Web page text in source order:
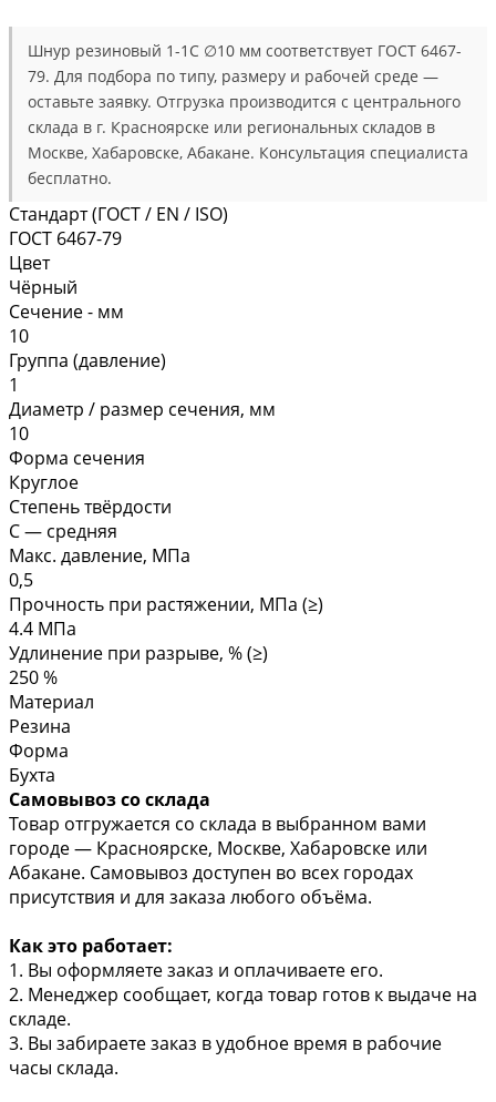
Шнур резиновый 1-1С ∅10 мм соответствует ГОСТ 6467-
79. Для подбора по типу, размеру и рабочей среде —
оставьте заявку. Отгрузка производится с центрального
склада в г. Красноярске или региональных складов в
Москве, Хабаровске, Абакане. Консультация специалиста
бесплатно.
Стандарт (ГОСТ / EN / ISO)
ГОСТ 6467-79
Цвет
Чёрный
Сечение - мм
10
Группа (давление)
1
Диаметр / размер сечения, мм
10
Форма сечения
Круглое
Степень твёрдости
С — средняя
Макс. давление, МПа
0,5
Прочность при растяжении, МПа (≥)
4.4 МПа
Удлинение при разрыве, % (≥)
250 %
Материал
Резина
Форма
Бухта
Самовывоз со склада
Товар отгружается со склада в выбранном вами
городе — Красноярске, Москве, Хабаровске или
Абакане. Самовывоз доступен во всех городах
присутствия и для заказа любого объёма.
Как это работает:
1. Вы оформляете заказ и оплачиваете его.
2. Менеджер сообщает, когда товар готов к выдаче на
складе.
3. Вы забираете заказ в удобное время в рабочие
часы склада.